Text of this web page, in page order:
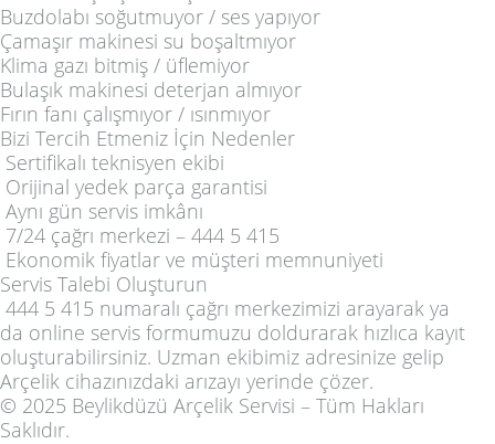
Buzdolabı soğutmuyor / ses yapıyor
Çamaşır makinesi su boşaltmıyor
Klima gazı bitmiş / üflemiyor
Bulaşık makinesi deterjan almıyor
Fırın fanı çalışmıyor / ısınmıyor
Bizi Tercih Etmeniz İçin Nedenler
Sertifikalı teknisyen ekibi
Orijinal yedek parça garantisi
Aynı gün servis imkânı
7/24 çağrı merkezi – 444 5 415
Ekonomik fiyatlar ve müşteri memnuniyeti
Servis Talebi Oluşturun
444 5 415 numaralı çağrı merkezimizi arayarak ya
da online servis formumuzu doldurarak hızlıca kayıt
oluşturabilirsiniz. Uzman ekibimiz adresinize gelip
Arçelik cihazınızdaki arızayı yerinde çözer.
© 2025 Beylikdüzü Arçelik Servisi – Tüm Hakları
Saklıdır.